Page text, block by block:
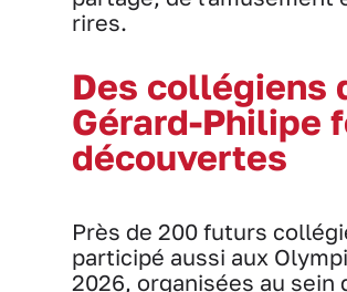
rires.
Des collégiens
Gérard-Philipe
découvertes
Près de 200 futurs
participé aussi aux
2026, organisées au sein